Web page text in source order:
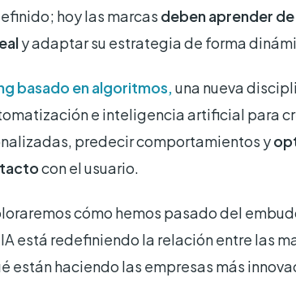
hoy las marcas deben aprender
y adaptar su estrategia de forma
basado en algoritmos, una nueva
e inteligencia artificial para
predecir comportamientos y
con el usuario.
cómo hemos pasado del
está redefiniendo la relación entre las
están haciendo las empresas más